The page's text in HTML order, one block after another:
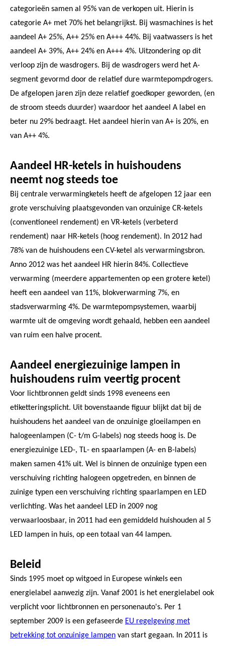
categorieën samen al 95% van de verkopen uit. Hierin is
categorie A+ met 70% het belangrijkst. Bij wasmachines is het
aandeel A+ 25%, A++ 25% en A+++ 44%. Bij vaatwassers is het
aandeel A+ 39%, A++ 24% en A+++ 4%. Uitzondering op dit
verloop zijn de wasdrogers. Bij de wasdrogers werd het A-
segment gevormd door de relatief dure warmtepompdrogers.
De afgelopen jaren zijn deze relatief goedkoper geworden, (en
de stroom steeds duurder) waardoor het aandeel A label en
beter nu 29% bedraagt. Het aandeel hierin van A+ is 20%, en
van A++ 4%.
Aandeel HR-ketels in huishoudens
neemt nog steeds toe
Bij centrale verwarmingketels heeft de afgelopen 12 jaar een
grote verschuiving plaatsgevonden van onzuinige CR-ketels
(conventioneel rendement) en VR-ketels (verbeterd
rendement) naar HR-ketels (hoog rendement). In 2012 had
78% van de huishoudens een CV-ketel als verwarmingsbron.
Anno 2012 was het aandeel HR hierin 84%. Collectieve
verwarming (meerdere appartementen op een grotere ketel)
heeft een aandeel van 11%, blokverwarming 7%, en
stadsverwarming 4%. De warmtepompsystemen, waarbij
warmte uit de omgeving wordt gehaald, hebben een aandeel
van ruim een halve procent.
Aandeel energiezuinige lampen in
huishoudens ruim veertig procent
Voor lichtbronnen geldt sinds 1998 eveneens een
etiketteringsplicht. Uit bovenstaande figuur blijkt dat bij de
huishoudens het aandeel van de onzuinige gloeilampen en
halogeenlampen (C- t/m G-labels) nog steeds hoog is. De
energiezuinige LED-, TL- en spaarlampen (A- en B-labels)
maken samen 41% uit. Wel is binnen de onzuinige typen een
verschuiving richting halogeen opgetreden, en binnen de
zuinige typen een verschuiving richting spaarlampen en LED
verlichting. Was het aandeel LED in 2009 nog
verwaarloosbaar, in 2011 had een gemiddeld huishouden al 5
LED lampen in huis, op een totaal van 44 lampen.
Beleid
Sinds 1995 moet op witgoed in Europese winkels een
energielabel aanwezig zijn. Vanaf 2001 is het energielabel ook
verplicht voor lichtbronnen en personenauto's. Per 1
september 2009 is een gefaseerde EU regelgeving met
betrekking tot onzuinige lampen van start gegaan. In 2011 is